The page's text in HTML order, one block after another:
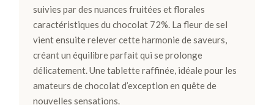
suivies par des nuances fruitées et florales
caractéristiques du chocolat 72%. La fleur de sel
vient ensuite relever cette harmonie de saveurs,
créant un équilibre parfait qui se prolonge
délicatement. Une tablette raffinée, idéale pour les
amateurs de chocolat d’exception en quête de
nouvelles sensations.